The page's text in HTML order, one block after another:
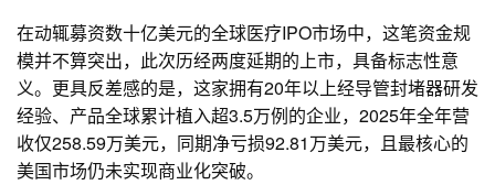
在动辄募资数十亿美元的全球医疗IPO市场中，这笔资金规
模并不算突出，此次历经两度延期的上市，具备标志性意
义。更具反差感的是，这家拥有20年以上经导管封堵器研发
经验、产品全球累计植入超3.5万例的企业，2025年全年营
收仅258.59万美元，同期净亏损92.81万美元，且最核心的
美国市场仍未实现商业化突破。